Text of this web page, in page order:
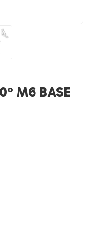
M6 BASE